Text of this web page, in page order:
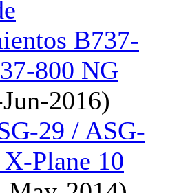
B737-
800 NG
2016)
29 / ASG-
Plane 10